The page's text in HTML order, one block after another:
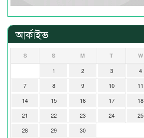
আর্কাইভ
S S M T W
1 2 3 4
7
8 9 10 11
14
15 16 17 18
21
22 23 24 25
28
29 30